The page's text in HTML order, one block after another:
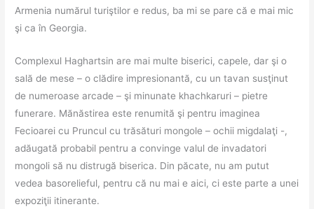
Armenia numărul turiştilor e redus, ba mi se pare că e mai mic
şi ca în Georgia.
Complexul Haghartsin are mai multe biserici, capele, dar şi o
sală de mese – o clădire impresionantă, cu un tavan susţinut
de numeroase arcade – şi minunate khachkaruri – pietre
funerare. Mănăstirea este renumită şi pentru imaginea
Fecioarei cu Pruncul cu trăsături mongole – ochii migdalaţi -,
adăugată probabil pentru a convinge valul de invadatori
mongoli să nu distrugă biserica. Din păcate, nu am putut
vedea basorelieful, pentru că nu mai e aici, ci este parte a unei
expoziţii itinerante.